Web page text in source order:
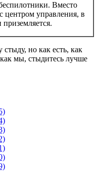
Вместо
центром управления, в
приземляется.
но как есть, как
мы, стыдитесь лучше